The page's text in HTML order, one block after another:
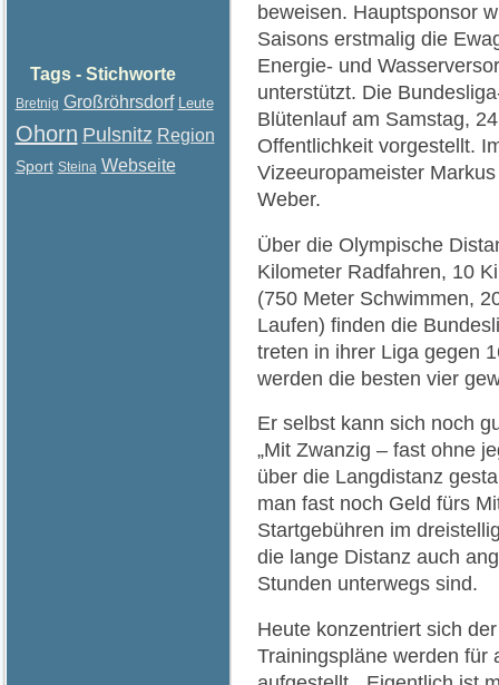
beweisen. Hauptsponsor
Saisons erstmalig die
Energie- und
unterstützt. Die
Blütenlauf am Samstag,
Offentlichkeit vorgestellt.
Vizeeuropameister
Weber.
Über die Olympische
Kilometer Radfahren, 10
(750 Meter Schwimmen,
Laufen) finden die
treten in ihrer Liga gegen
werden die besten vier
Er selbst kann sich noch
„Mit Zwanzig – fast ohne
über die Langdistanz
man fast noch Geld fürs
Startgebühren im
die lange Distanz auch
Stunden unterwegs sind.
Heute konzentriert sich
Trainingspläne werden für
Tags - Stichworte
Bretnig Großröhrsdorf Leute
Ohorn Pulsnitz Region
Sport Steina Webseite